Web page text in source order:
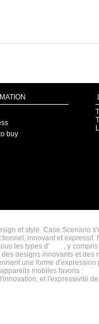
buy
et style. Case Scenario
innovant et
les types d'
, y
designs innovants et
une forme
mobiles favoris :
et l'expressivité